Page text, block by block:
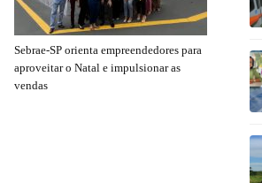
Sebrae-SP orienta empreendedores para
aproveitar o Natal e impulsionar as
vendas